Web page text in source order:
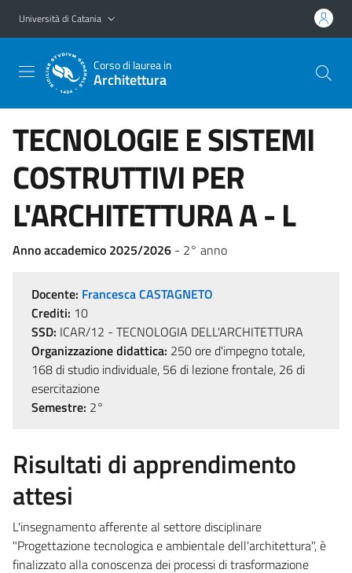
Vai al contenuto principale
Vai al menu di navigazione
Università di Catania
Corso di laurea in
Architettura
TECNOLOGIE E SISTEMI
COSTRUTTIVI PER
L'ARCHITETTURA A - L
Anno accademico 2025/2026 - 2° anno
Docente: Francesca CASTAGNETO
Crediti: 10
SSD: ICAR/12 - TECNOLOGIA DELL'ARCHITETTURA
Organizzazione didattica: 250 ore d'impegno totale,
168 di studio individuale, 56 di lezione frontale, 26 di
esercitazione
Semestre: 2°
Risultati di apprendimento
attesi
L'insegnamento afferente al settore disciplinare
"Progettazione tecnologica e ambientale dell'architettura", è
finalizzato alla conoscenza dei processi di trasformazione